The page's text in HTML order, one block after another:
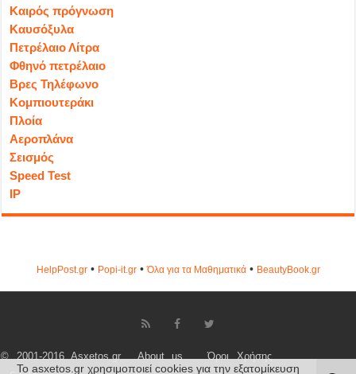
Καιρός πρόγνωση
Καυσόξυλα
Πετρέλαιο Λίτρα
Φθηνό πετρέλαιο
Βρες Τηλέφωνο
Κομπιουτεράκι
Πλοία
Αεροπλάνα
Σεισμός
Speed Test
IP
HelpPost.gr• Popi-it.gr•Όλα για τα Μαθηματικά• ΒeautyΒook.gr
© 2001-2016 Asxetos.gr About us
Όροι Χρήσης
Το asxetos.gr χρησιμοποιεί cookies για την εξατομίκευση